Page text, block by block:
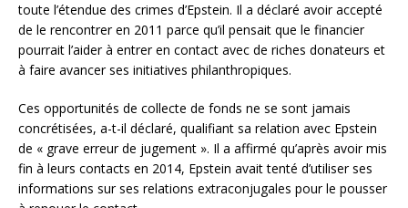
toute l’étendue des crimes d’Epstein. Il a déclaré avoir accepté
de le rencontrer en 2011 parce qu’il pensait que le financier
pourrait l’aider à entrer en contact avec de riches donateurs et
à faire avancer ses initiatives philanthropiques.
Ces opportunités de collecte de fonds ne se sont jamais
concrétisées, a-t-il déclaré, qualifiant sa relation avec Epstein
de « grave erreur de jugement ». Il a affirmé qu’après avoir mis
fin à leurs contacts en 2014, Epstein avait tenté d’utiliser ses
informations sur ses relations extraconjugales pour le pousser